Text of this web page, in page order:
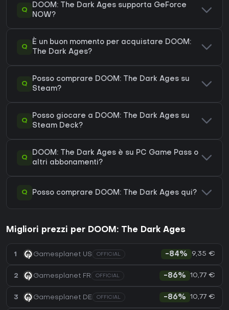
Q
DOOM: The Dark Ages supporta GeForce
NOW?
Q
È un buon momento per acquistare DOOM:
The Dark Ages?
Q
Posso comprare DOOM: The Dark Ages su
Steam?
Q
Posso giocare a DOOM: The Dark Ages su
Steam Deck?
Q
DOOM: The Dark Ages è su PC Game Pass o
altri abbonamenti?
Q Posso comprare DOOM: The Dark Ages qui?
Migliori prezzi per DOOM: The Dark Ages
1 Gamesplanet US OFFICIAL -84% 9,35 €
2 Gamesplanet FR OFFICIAL -86% 10,77 €
3 Gamesplanet DE OFFICIAL -86% 10,77 €